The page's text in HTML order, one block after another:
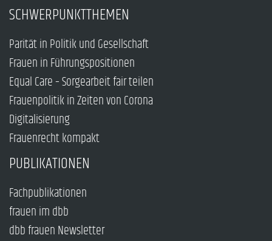
SCHWERPUNKTTHEMEN
Parität in Politik und Gesellschaft
Frauen in Führungspositionen
Equal Care – Sorgearbeit fair teilen
Frauenpolitik in Zeiten von Corona
Digitalisierung
Frauenrecht kompakt
PUBLIKATIONEN
Fachpublikationen
frauen im dbb
dbb frauen Newsletter